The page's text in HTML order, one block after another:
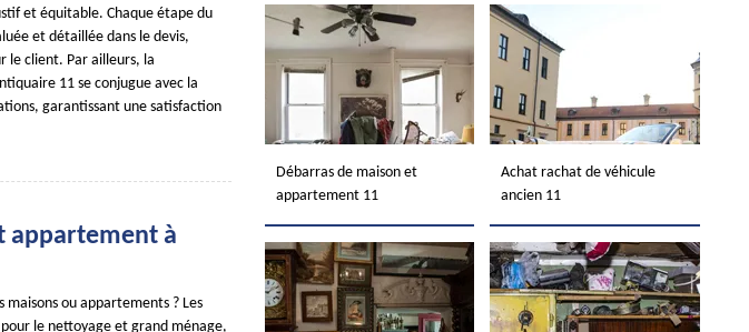
et équitable. Chaque étape du
et détaillée dans le devis,
le client. Par ailleurs, la
11 se conjugue avec la
garantissant une satisfaction
appartement à
maisons ou appartements ? Les
le nettoyage et grand ménage,
Débarras de maison et
appartement 11
Achat rachat de véhicule
ancien 11